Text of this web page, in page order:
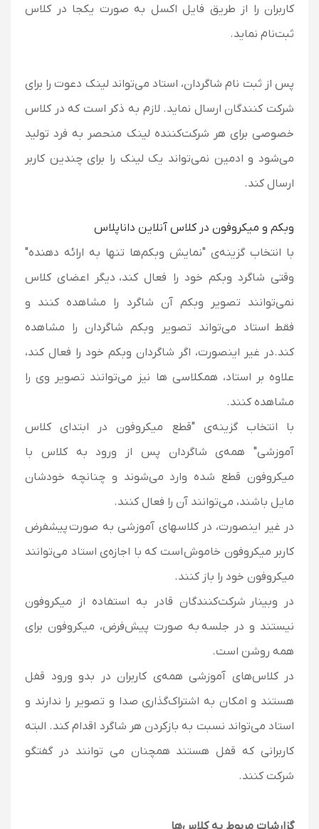
کاربران را از طریق فایل اکسل به صورت یکجا در کلاس
ثبت‌نام نماید.
پس از ثبت نام شاگردان، استاد می‌تواند لینک دعوت را برای
شرکت کنندگان ارسال نماید. لازم به ذکر است که در کلاس
خصوصی برای هر شرکت‌کننده لینک منحصر به فرد تولید
می‌شود و ادمین نمی‌تواند یک لینک را برای چندین کاربر
ارسال کند.
وبکم و میکروفون در کلاس آنلاین داناپلاس
با انتخاب گزینه‌ی "نمایش وبکم‌ها تنها به ارائه دهنده"
وقتی شاگرد وبکم خود را فعال کند، دیگر اعضای کلاس
نمی‌توانند تصویر وبکم آن شاگرد را مشاهده کنند و
فقط استاد می‌تواند تصویر وبکم شاگردان را مشاهده
کند.در غیر اینصورت، اگر شاگردان وبکم خود را فعال کند،
علاوه بر استاد، همکلاسی ها نیز می‌توانند تصویر وی را
مشاهده کنند.
با انتخاب گزینه‌ی "قطع میکروفون در ابتدای کلاس
آموزشی" همه‌ی شاگردان پس از ورود به کلاس با
میکروفون قطع شده وارد می‌شوند و چنانچه خودشان
مایل باشند، می‌توانند آن را فعال کنند.
در غیر اینصورت، در کلاسهای آموزشی به صورت پیشفرض
کاربر میکروفون خاموش است که با اجازه‌ی استاد می‌توانند
میکروفون خود را باز کنند.
در وبینار شرکت‌کنندگان قادر به استفاده از میکروفون
نیستند و در جلسه به صورت پیش‌فرض، میکروفون برای
همه روشن است.
در کلاس‌های آموزشی همه‌ی کاربران در بدو ورود قفل
هستند و امکان به اشتراک‌گذاری صدا و تصویر را ندارند و
استاد می‌تواند نسبت به بازکردن هر شاگرد اقدام کند. البته
کاربرانی که قفل هستند همچنان می توانند در گفتگو
شرکت کنند.